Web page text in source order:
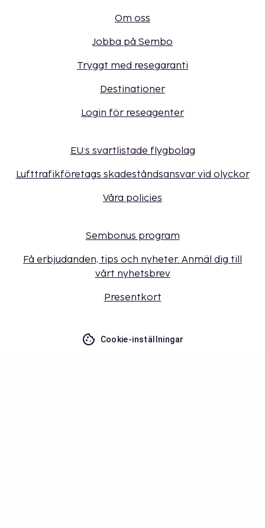
Om oss
Jobba på Sembo
Tryggt med resegaranti
Destinationer
Login för reseagenter
EU:s svartlistade flygbolag
Lufttrafikföretags skadeståndsansvar vid olyckor
Våra policies
Sembonus program
Få erbjudanden, tips och nyheter. Anmäl dig till
vårt nyhetsbrev
Presentkort
Cookie-inställningar